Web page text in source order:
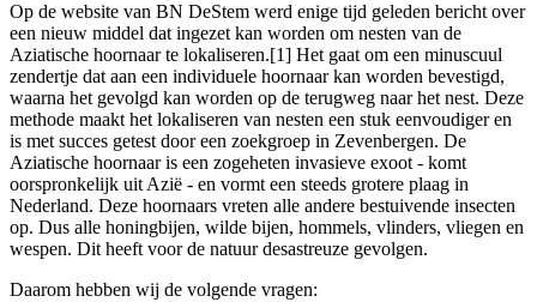
Op de website van BN DeStem werd enige tijd geleden bericht over
een nieuw middel dat ingezet kan worden om nesten van de
Aziatische hoornaar te lokaliseren.[1] Het gaat om een minuscuul
zendertje dat aan een individuele hoornaar kan worden bevestigd,
waarna het gevolgd kan worden op de terugweg naar het nest. Deze
methode maakt het lokaliseren van nesten een stuk eenvoudiger en
is met succes getest door een zoekgroep in Zevenbergen. De
Aziatische hoornaar is een zogeheten invasieve exoot - komt
oorspronkelijk uit Azië - en vormt een steeds grotere plaag in
Nederland. Deze hoornaars vreten alle andere bestuivende insecten
op. Dus alle honingbijen, wilde bijen, hommels, vlinders, vliegen en
wespen. Dit heeft voor de natuur desastreuze gevolgen.
Daarom hebben wij de volgende vragen: